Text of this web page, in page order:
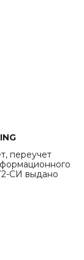
переучет
СИ выдано